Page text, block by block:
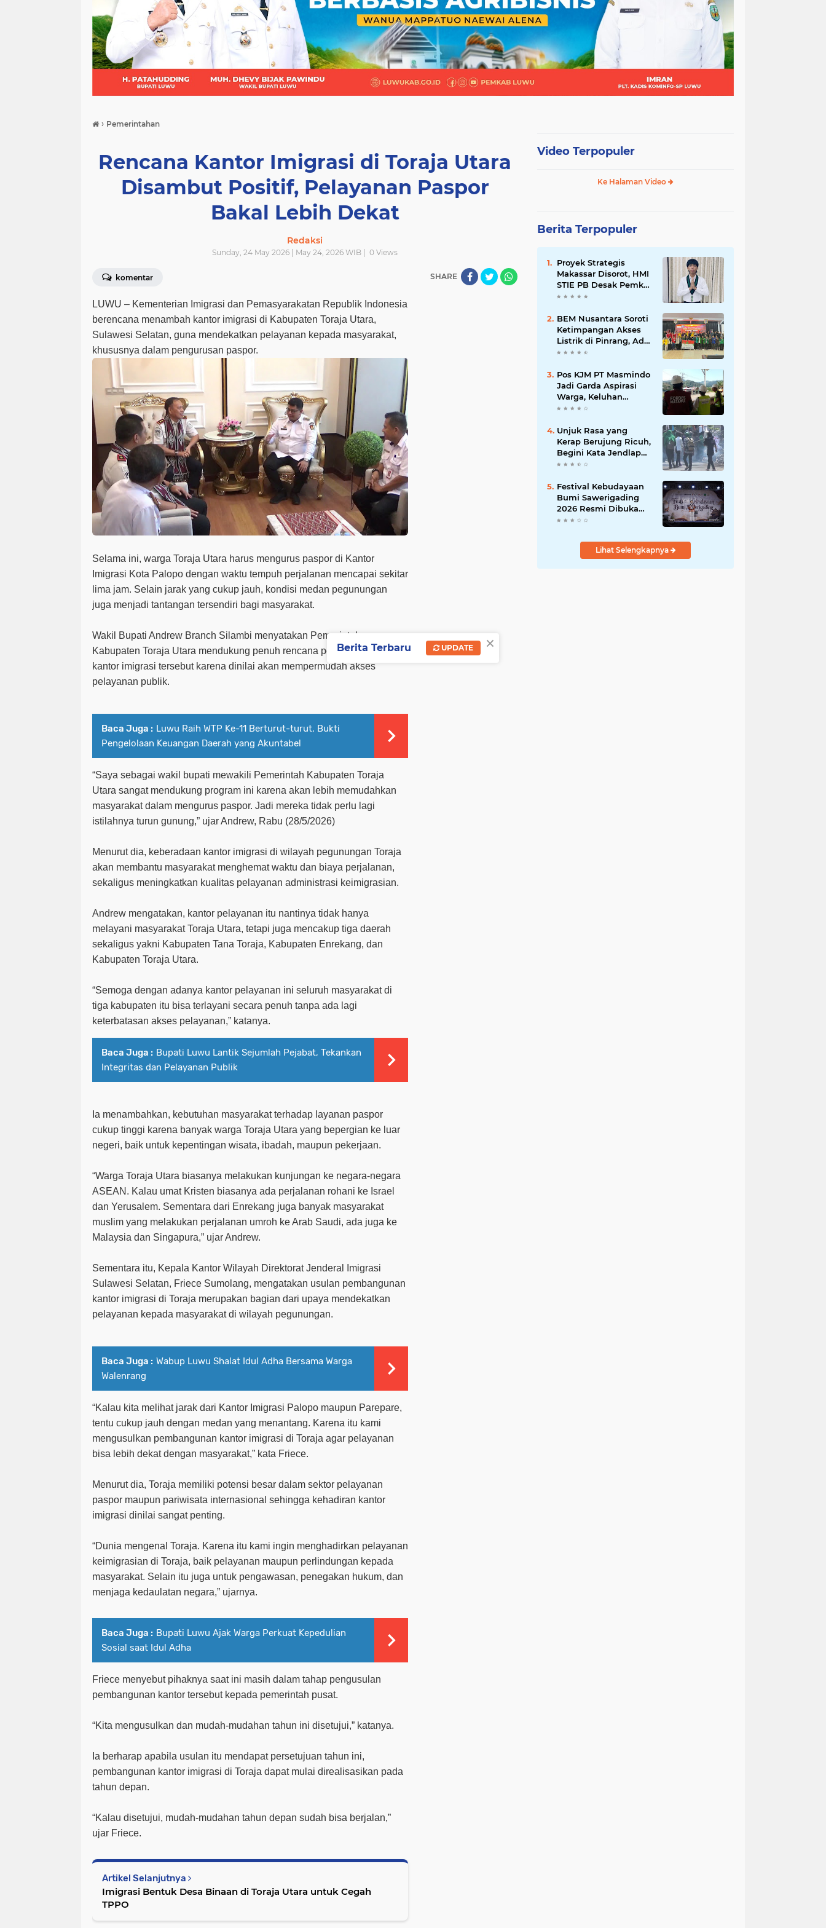
(21) (9) (7)
› Pemerintahan
Rencana Kantor Imigrasi di Toraja Utara
Disambut Positif, Pelayanan Paspor
Bakal Lebih Dekat
Redaksi
Sunday, 24 May 2026 | May 24, 2026 WIB | 0 Views
komentar SHARE
LUWU – Kementerian Imigrasi dan Pemasyarakatan Republik Indonesia
berencana menambah kantor imigrasi di Kabupaten Toraja Utara,
Sulawesi Selatan, guna mendekatkan pelayanan kepada masyarakat,
khususnya dalam pengurusan paspor.
Selama ini, warga Toraja Utara harus mengurus paspor di Kantor
Imigrasi Kota Palopo dengan waktu tempuh perjalanan mencapai sekitar
lima jam. Selain jarak yang cukup jauh, kondisi medan pegunungan
juga menjadi tantangan tersendiri bagi masyarakat.
Wakil Bupati Andrew Branch Silambi menyatakan Pemerintah
Kabupaten Toraja Utara mendukung penuh rencana pembangunan
kantor imigrasi tersebut karena dinilai akan mempermudah akses
pelayanan publik.
Baca Juga : Luwu Raih WTP Ke-11 Berturut-turut, Bukti
Pengelolaan Keuangan Daerah yang Akuntabel
“Saya sebagai wakil bupati mewakili Pemerintah Kabupaten Toraja
Utara sangat mendukung program ini karena akan lebih memudahkan
masyarakat dalam mengurus paspor. Jadi mereka tidak perlu lagi
istilahnya turun gunung,” ujar Andrew, Rabu (28/5/2026)
Menurut dia, keberadaan kantor imigrasi di wilayah pegunungan Toraja
akan membantu masyarakat menghemat waktu dan biaya perjalanan,
sekaligus meningkatkan kualitas pelayanan administrasi keimigrasian.
Andrew mengatakan, kantor pelayanan itu nantinya tidak hanya
melayani masyarakat Toraja Utara, tetapi juga mencakup tiga daerah
sekaligus yakni Kabupaten Tana Toraja, Kabupaten Enrekang, dan
Kabupaten Toraja Utara.
“Semoga dengan adanya kantor pelayanan ini seluruh masyarakat di
tiga kabupaten itu bisa terlayani secara penuh tanpa ada lagi
keterbatasan akses pelayanan,” katanya.
Baca Juga : Bupati Luwu Lantik Sejumlah Pejabat, Tekankan
Integritas dan Pelayanan Publik
Ia menambahkan, kebutuhan masyarakat terhadap layanan paspor
cukup tinggi karena banyak warga Toraja Utara yang bepergian ke luar
negeri, baik untuk kepentingan wisata, ibadah, maupun pekerjaan.
“Warga Toraja Utara biasanya melakukan kunjungan ke negara-negara
ASEAN. Kalau umat Kristen biasanya ada perjalanan rohani ke Israel
dan Yerusalem. Sementara dari Enrekang juga banyak masyarakat
muslim yang melakukan perjalanan umroh ke Arab Saudi, ada juga ke
Malaysia dan Singapura,” ujar Andrew.
Sementara itu, Kepala Kantor Wilayah Direktorat Jenderal Imigrasi
Sulawesi Selatan, Friece Sumolang, mengatakan usulan pembangunan
kantor imigrasi di Toraja merupakan bagian dari upaya mendekatkan
pelayanan kepada masyarakat di wilayah pegunungan.
Baca Juga : Wabup Luwu Shalat Idul Adha Bersama Warga
Walenrang
“Kalau kita melihat jarak dari Kantor Imigrasi Palopo maupun Parepare,
tentu cukup jauh dengan medan yang menantang. Karena itu kami
mengusulkan pembangunan kantor imigrasi di Toraja agar pelayanan
bisa lebih dekat dengan masyarakat,” kata Friece.
Menurut dia, Toraja memiliki potensi besar dalam sektor pelayanan
paspor maupun pariwisata internasional sehingga kehadiran kantor
imigrasi dinilai sangat penting.
“Dunia mengenal Toraja. Karena itu kami ingin menghadirkan pelayanan
keimigrasian di Toraja, baik pelayanan maupun perlindungan kepada
masyarakat. Selain itu juga untuk pengawasan, penegakan hukum, dan
menjaga kedaulatan negara,” ujarnya.
Baca Juga : Bupati Luwu Ajak Warga Perkuat Kepedulian
Sosial saat Idul Adha
Friece menyebut pihaknya saat ini masih dalam tahap pengusulan
pembangunan kantor tersebut kepada pemerintah pusat.
“Kita mengusulkan dan mudah-mudahan tahun ini disetujui,” katanya.
Ia berharap apabila usulan itu mendapat persetujuan tahun ini,
pembangunan kantor imigrasi di Toraja dapat mulai direalisasikan pada
tahun depan.
“Kalau disetujui, mudah-mudahan tahun depan sudah bisa berjalan,”
ujar Friece.
Artikel Selanjutnya
Imigrasi Bentuk Desa Binaan di Toraja Utara untuk Cegah
TPPO
Video Terpopuler
Ke Halaman Video
Berita Terpopuler
Proyek Strategis
Makassar Disorot, HMI
STIE PB Desak Pemkot
Transparan
BEM Nusantara Soroti
Ketimpangan Akses
Listrik di Pinrang, Ada
Kampung Belum
Pos KJM PT Masmindo
Jadi Garda Aspirasi
Warga, Keluhan
Ditangani Maksimal
Unjuk Rasa yang
Kerap Berujung Ricuh,
Begini Kata Jendlap
API
Festival Kebudayaan
Bumi Sawerigading
2026 Resmi Dibuka
Wakil Bupati Luwu
Lihat Selengkapnya
×
Berita Terbaru UPDATE